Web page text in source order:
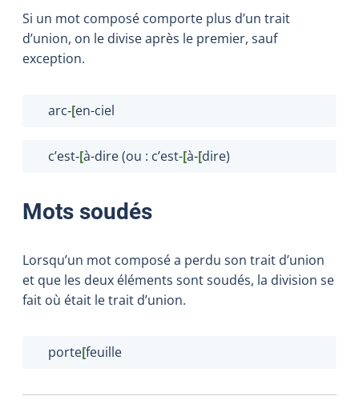
Si un mot composé comporte plus d’un trait
d’union, on le divise après le premier, sauf
exception.
arc‑[en-ciel
c’est‑[à-dire (ou : c’est-[à-[dire)
Mots soudés
Lorsqu’un mot composé a perdu son trait d’union
et que les deux éléments sont soudés, la division se
fait où était le trait d’union.
porte[feuille